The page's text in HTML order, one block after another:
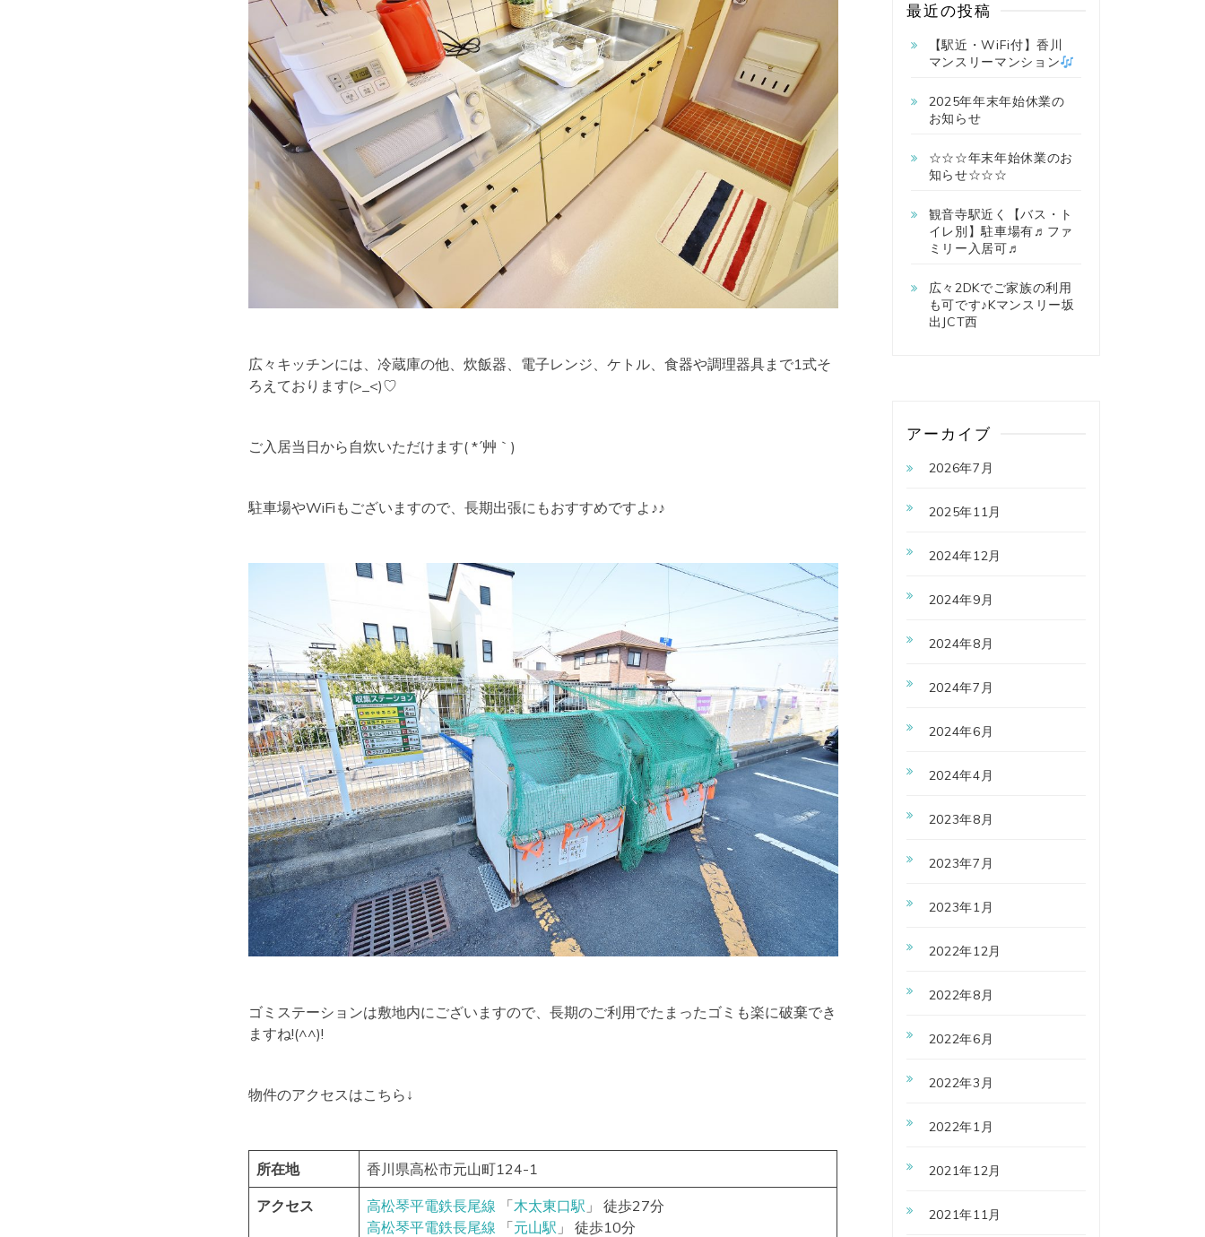
広々キッチンには、冷蔵庫の他、炊飯器、電子レンジ、ケトル、食器や調理器具まで1式そ
ろえております(>_<)♡
ご入居当日から自炊いただけます( *´艸｀)
駐車場やWiFiもございますので、長期出張にもおすすめですよ♪♪
ゴミステーションは敷地内にございますので、長期のご利用でたまったゴミも楽に破棄でき
ますね!(^^)!
物件のアクセスはこちら↓
所在地 香川県高松市元山町124-1
アクセス 高松琴平電鉄長尾線 「木太東口駅 」 徒歩27分
高松琴平電鉄長尾線 「元山駅 」 徒歩10分
最近の投稿
【駅近・WiFi付】香川
マンスリーマンション
2025年年末年始休業の
お知らせ
☆☆☆年末年始休業のお
知らせ☆☆☆
観音寺駅近く【バス・ト
イレ別】駐車場有♬ファ
ミリー入居可♬
広々2DKでご家族の利用
も可です♪Kマンスリー坂
出JCT西
アーカイブ
2026年7月
2025年11月
2024年12月
2024年9月
2024年8月
2024年7月
2024年6月
2024年4月
2023年8月
2023年7月
2023年1月
2022年12月
2022年8月
2022年6月
2022年3月
2022年1月
2021年12月
2021年11月